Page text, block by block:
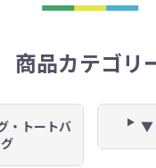
商品カテゴリ
・トートバ
▼